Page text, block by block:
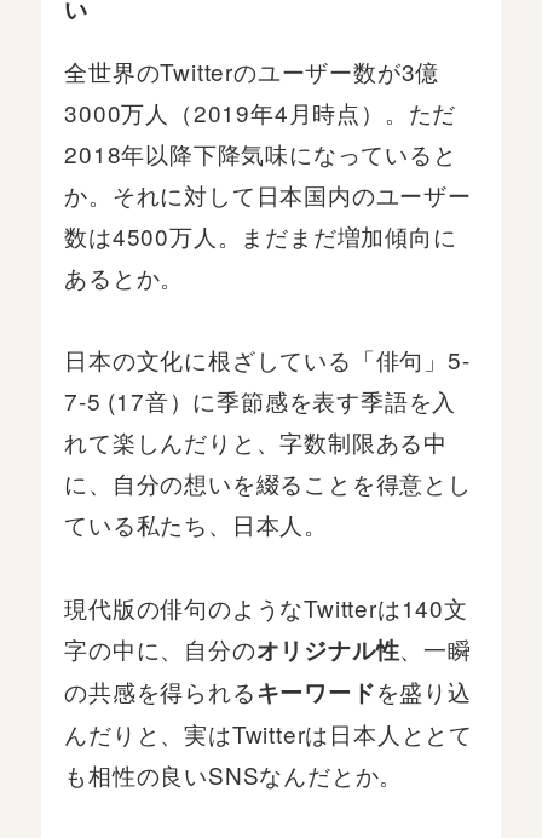
い
全世界のTwitterのユーザー数が3億
3000万人（2019年4月時点）。ただ
2018年以降下降気味になっていると
か。それに対して日本国内のユーザー
数は4500万人。まだまだ増加傾向に
あるとか。
日本の文化に根ざしている「俳句」5-
7-5 (17音）に季節感を表す季語を入
れて楽しんだりと、字数制限ある中
に、自分の想いを綴ることを得意とし
ている私たち、日本人。
現代版の俳句のようなTwitterは140文
字の中に、自分のオリジナル性、一瞬
の共感を得られるキーワードを盛り込
んだりと、実はTwitterは日本人ととて
も相性の良いSNSなんだとか。